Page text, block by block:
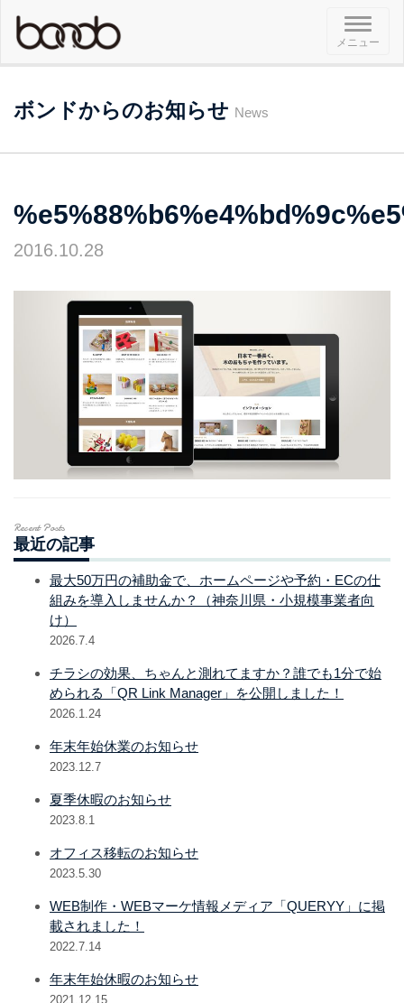
メ
ニ
ュ
メニュー
ボンドからのお知らせ News
2016.10.28
Recent Posts
最近の記事
最大50万円の補助金で、ホームページや予約・ECの仕
組みを導入しませんか？（神奈川県・小規模事業者向
け）
2026.7.4
チラシの効果、ちゃんと測れてますか？誰でも1分で始
められる「QR Link Manager」を公開しました！
2026.1.24
年末年始休業のお知らせ
2023.12.7
夏季休暇のお知らせ
2023.8.1
オフィス移転のお知らせ
2023.5.30
WEB制作・WEBマーケ情報メディア「QUERYY」に掲
載されました！
2022.7.14
年末年始休暇のお知らせ
2021.12.15